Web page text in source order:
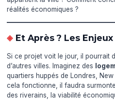
réalités économiques ?
Et Après ? Les
Si ce projet voit le jour, il pourrait
d’autres villes. Imaginez des
quartiers huppés de Londres,
cela fonctionne, il faudra
des riverains, la viabilité